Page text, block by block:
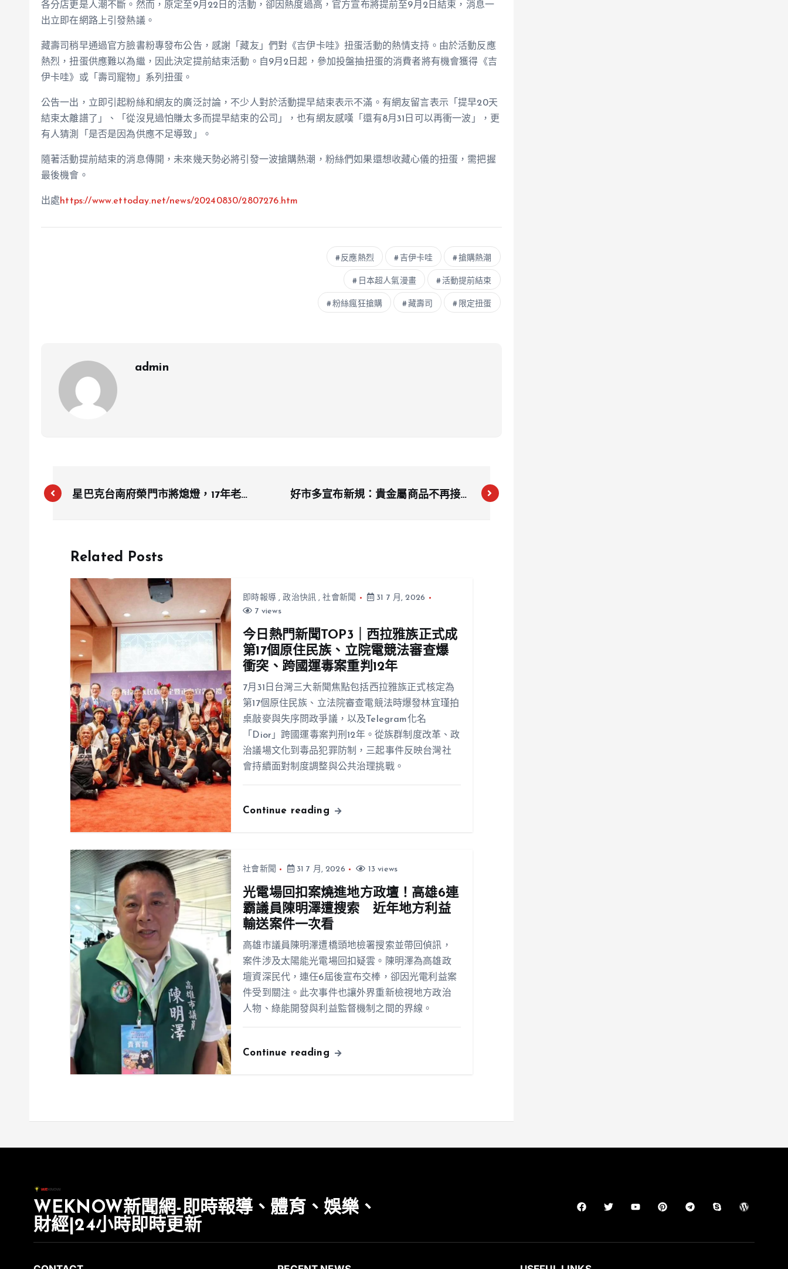
各分店更是人潮不斷。然而，原定至9月22日的活動，卻因熱度過高，官方宣布將提前至9月2日結束，消息一
出立即在網路上引發熱議。
藏壽司稍早通過官方臉書粉專發布公告，感謝「藏友」們對《吉伊卡哇》扭蛋活動的熱情支持。由於活動反應
熱烈，扭蛋供應難以為繼，因此決定提前結束活動。自9月2日起，參加投盤抽扭蛋的消費者將有機會獲得《吉
伊卡哇》或「壽司寵物」系列扭蛋。
公告一出，立即引起粉絲和網友的廣泛討論，不少人對於活動提早結束表示不滿。有網友留言表示「提早20天
結束太離譜了」、「從沒見過怕賺太多而提早結束的公司」，也有網友感嘆「還有8月31日可以再衝一波」，更
有人猜測「是否是因為供應不足導致」。
隨著活動提前結束的消息傳開，未來幾天勢必將引發一波搶購熱潮，粉絲們如果還想收藏心儀的扭蛋，需把握
最後機會。
出處https://www.ettoday.net/news/20240830/2807276.htm
反應熱烈 吉伊卡哇 搶購熱潮
日本超人氣漫畫 活動提前結束
粉絲瘋狂搶購 藏壽司 限定扭蛋
admin
星巴克台南府榮門市將熄燈，17年老店
好市多宣布新規：貴金屬商品不再接受
Related Posts
即時報導,政治快訊,社會新聞
31 7 月, 2026
7 views
今日熱門新聞TOP3｜西拉雅族正式成
第17個原住民族、立院電競法審查爆
衝突、跨國運毒案重判12年
7月31日台灣三大新聞焦點包括西拉雅族正式核定為
第17個原住民族、立法院審查電競法時爆發林宜瑾拍
桌敲麥與失序問政爭議，以及Telegram化名
「Dior」跨國運毒案判刑12年。從族群制度改革、政
治議場文化到毒品犯罪防制，三起事件反映台灣社
會持續面對制度調整與公共治理挑戰。
Continue reading
社會新聞 31 7 月, 2026 13 views
光電場回扣案燒進地方政壇！高雄6連
霸議員陳明澤遭搜索 近年地方利益
輸送案件一次看
高雄市議員陳明澤遭橋頭地檢署搜索並帶回偵訊，
案件涉及太陽能光電場回扣疑雲。陳明澤為高雄政
壇資深民代，連任6屆後宣布交棒，卻因光電利益案
件受到關注。此次事件也讓外界重新檢視地方政治
人物、綠能開發與利益監督機制之間的界線。
Continue reading
WEKNOW新聞網-即時報導、體育、娛樂、
財經|24小時即時更新